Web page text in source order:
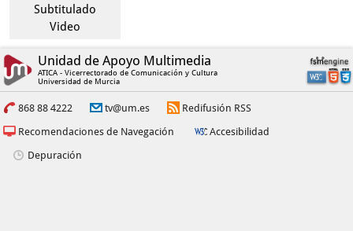
Subtitulado
Video
Unidad de Apoyo Multimedia
ATICA - Vicerrectorado de Comunicación y Cultura
Universidad de Murcia
868 88 4222 tv@um.es
Redifusión RSS
Recomendaciones de Navegación
Accesibilidad
Depuración